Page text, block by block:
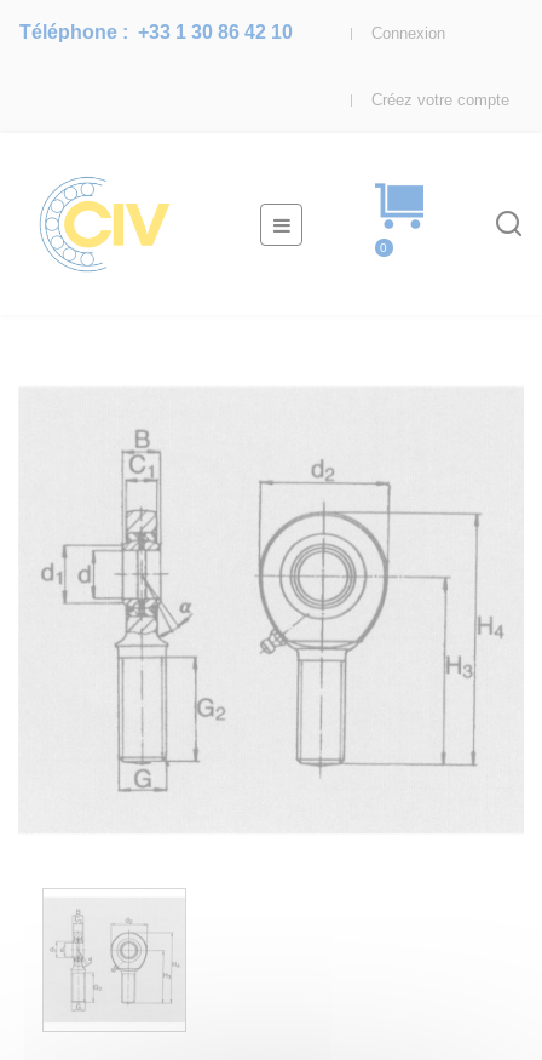
Connexion
Créez votre compte
Téléphone :+33 1 30 86 42 10
Basculer
la
☰
0